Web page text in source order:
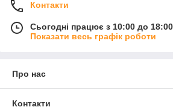
Контакти
Сьогодні працює з 10:00 до 18:00
Показати весь графік роботи
Про нас
Контакти